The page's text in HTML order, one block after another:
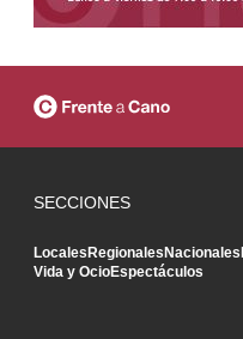
SECCIONES
LocalesRegionalesNacionales
Vida y OcioEspectáculos